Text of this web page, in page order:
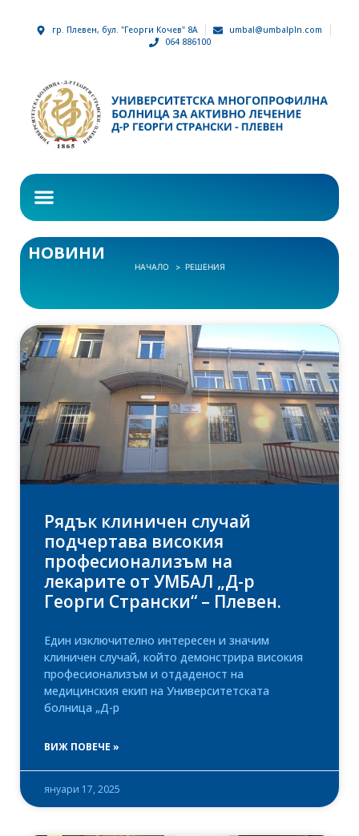
гр. Плевен, бул. "Георги Кочев" 8А
umbal@umbalpln.com
064 886100
НОВИНИ
НАЧАЛО РЕШЕНИЯ
Рядък клиничен случай
подчертава високия
професионализъм на
лекарите от УМБАЛ „Д-р
Георги Странски“ – Плевен.
Един изключително интересен и значим
клиничен случай, който демонстрира високия
професионализъм и отдаденост на
медицинския екип на Университетската
болница „Д-р
ВИЖ ПОВЕЧЕ »
януари 17, 2025